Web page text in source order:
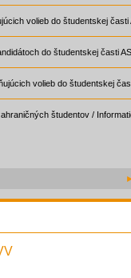
volieb do študentskej časti
do študentskej časti
volieb do študentskej
študentov /